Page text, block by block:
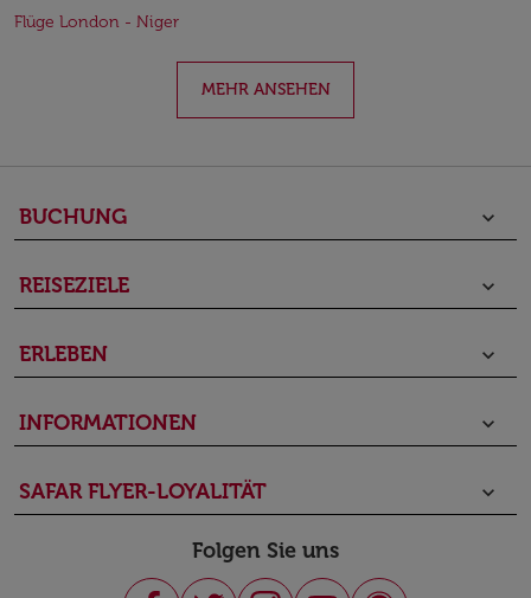
Flüge London - Niger
MEHR ANSEHEN
BUCHUNG keyboard_arrow_down
REISEZIELE keyboard_arrow_down
ERLEBEN keyboard_arrow_down
INFORMATIONEN keyboard_arrow_down
SAFAR FLYER-LOYALITÄT keyboard_arrow_down
Folgen Sie uns